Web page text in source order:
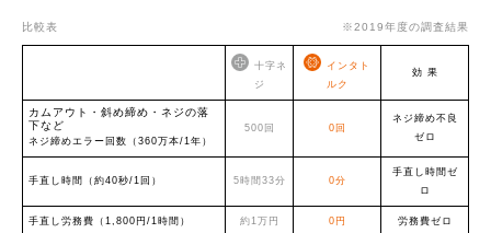
比較表 ※2019年度の調査結果
十字ネ
ジ
インタト
ルク
効 果
カムアウト・斜め締め・ネジの落
下など
ネジ締めエラー回数（360万本/1年）
500回 0回
ネジ締め不良
ゼロ
手直し時間（約40秒/1回） 5時間33分 0分
手直し時間ゼ
ロ
手直し労務費（1,800円/1時間） 約1万円 0円 労務費ゼロ